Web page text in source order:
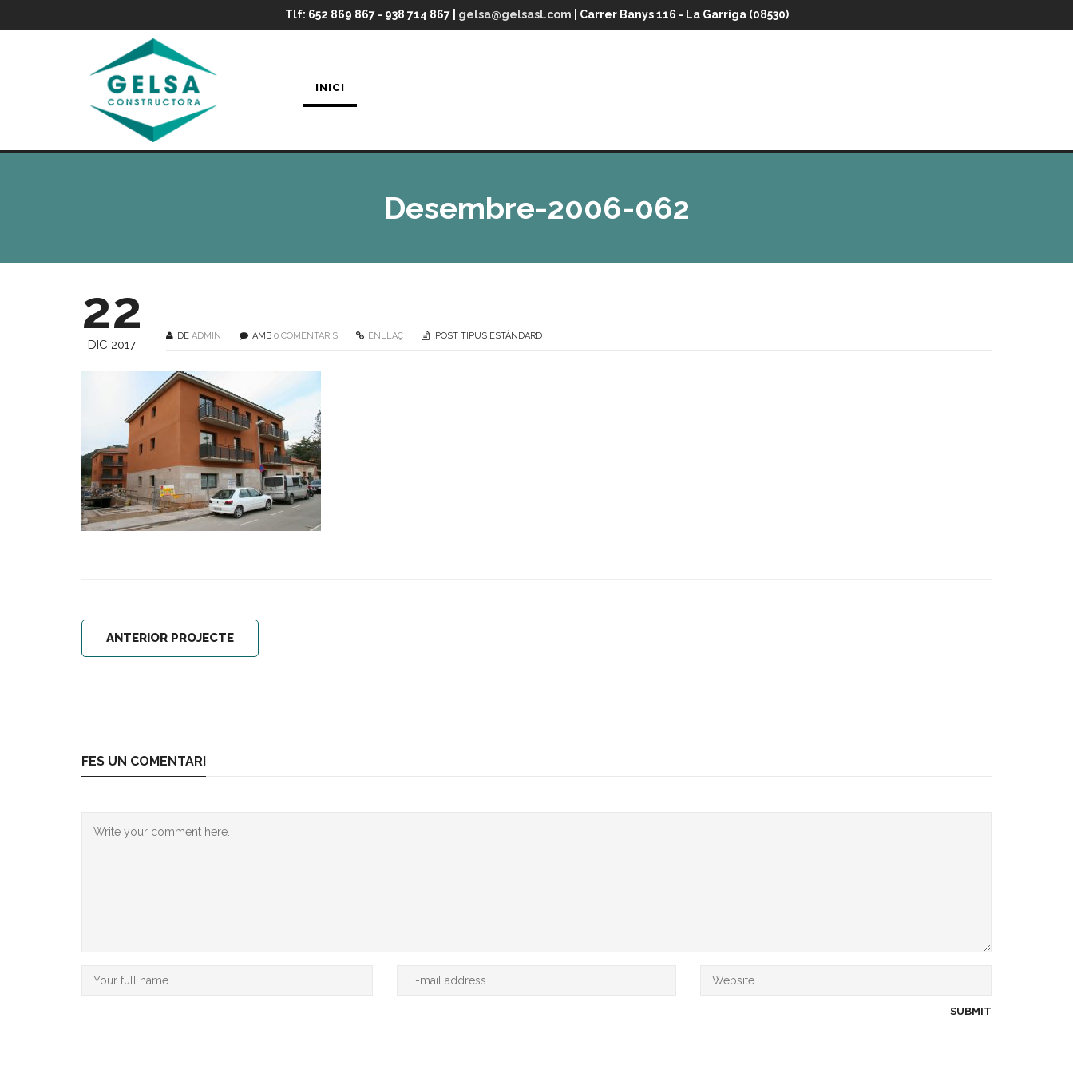
Tlf: 652 869 867 - 938 714 867 | gelsa@gelsasl.com | Carrer Banys 116 - La Garriga (08530)
INICI
Desembre-2006-062
22
DIC 2017
DE ADMIN AMB 0 COMENTARIS ENLLAÇ POST TIPUS ESTÀNDARD
ANTERIOR PROJECTE
FES UN COMENTARI